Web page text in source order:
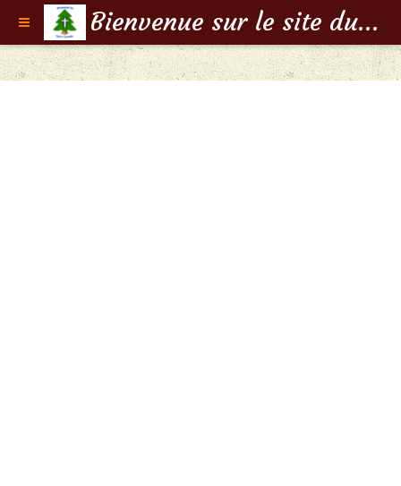
Bienvenue sur le site du Doyenné de Saint-Claude